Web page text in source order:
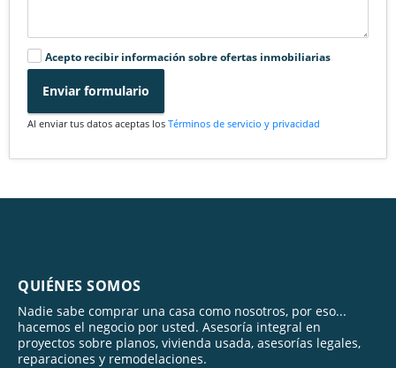
Acepto recibir información sobre ofertas inmobiliarias
Enviar formulario
Al enviar tus datos aceptas los Términos de servicio y privacidad
QUIÉNES SOMOS
Nadie sabe comprar una casa como nosotros, por eso...
hacemos el negocio por usted. Asesoría integral en
proyectos sobre planos, vivienda usada, asesorías legales,
reparaciones y remodelaciones.